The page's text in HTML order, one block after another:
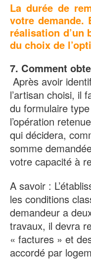
La durée de
votre demande.
réalisation d’un
du choix de
7. Comment
Après avoir
l’artisan choisi, il
du formulaire
l’opération
qui décidera,
somme
votre capacité à
A savoir :
les conditions
demandeur a
travaux, il devra
« factures » et
accordé par